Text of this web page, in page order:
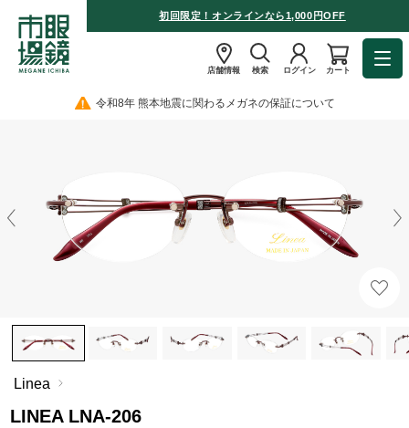
初回限定！オンラインなら1,000円OFF
店舗情報 検索 ログイン カート
令和8年 熊本地震に関わるメガネの保証について
Linea
LINEA LNA-206